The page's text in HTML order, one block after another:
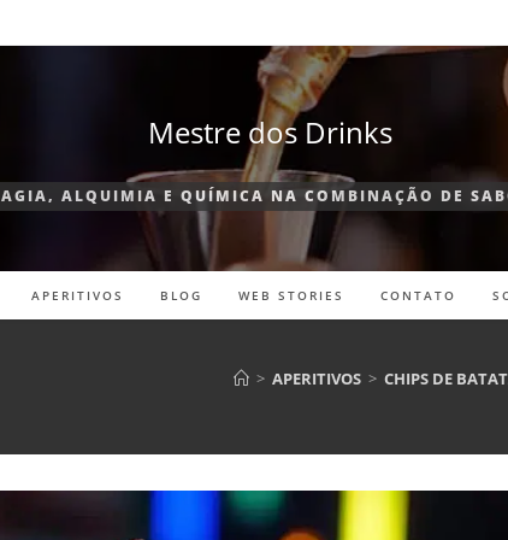
Mestre dos Drinks
ALQUIMIA E QUÍMICA NA COMBINAÇÃO DE
APERITIVOS BLOG WEB STORIES CONTATO
> APERITIVOS > CHIPS DE